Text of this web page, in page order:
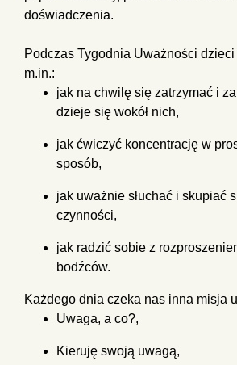
doświadczenia.
Podczas Tygodnia Uważności
m.in.:
jak na chwilę się zatrzymać i
dzieje się wokół nich,
jak ćwiczyć koncentrację w
sposób,
jak uważnie słuchać i skupiać
czynności,
jak radzić sobie z
bodźców.
Każdego dnia czeka nas inna misja
Uwaga, a co?,
Kieruję swoją uwagą,